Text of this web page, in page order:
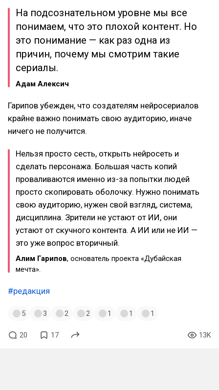
На подсознательном уровне мы все
понимаем, что это плохой контент. Но
это понимание — как раз одна из
причин, почему мы смотрим такие
сериалы.
Адам Алексич
Гарипов убежден, что создателям нейросериалов
крайне важно понимать свою аудиторию, иначе
ничего не получится.
Нельзя просто сесть, открыть нейросеть и
сделать персонажа. Большая часть копий
проваливаются именно из-за попытки людей
просто скопировать оболочку. Нужно понимать
свою аудиторию, нужен свой взгляд, система,
дисциплина. Зрители не устают от ИИ, они
устают от скучного контента. А ИИ или не ИИ —
это уже вопрос вторичный.
Алим Гарипов, основатель проекта «Дубайская
мечта».
#редакция
5 3 2 2 1 1 1
20 17 13K